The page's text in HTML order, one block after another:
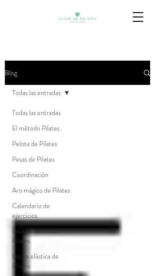
Blog
Todas las entradas
El método Pilates
Pelota de Pilates
Pesas de Pilates
Coordinación
Aro mágico de Pilates
Calendario de
ejercicios
Estiramientos de
Pilates
Banda elástica de
Pilates
Todas las entradas